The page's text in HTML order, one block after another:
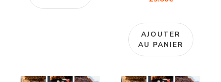
AJOUTER
AU PANIER